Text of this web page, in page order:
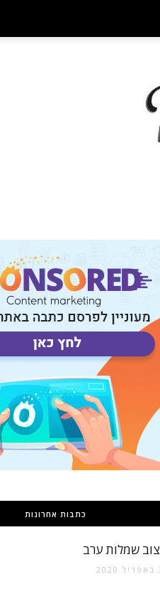
כתבות אחרונות
שמלות ערב